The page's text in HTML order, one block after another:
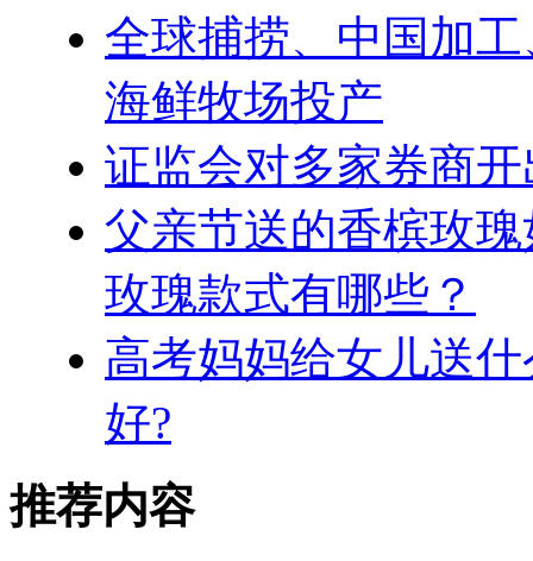
全球捕捞、中国加
海鲜牧场投产
证监会对多家券商
父亲节送的香槟玫
玫瑰款式有哪些？
高考妈妈给女儿送
好?
推荐内容